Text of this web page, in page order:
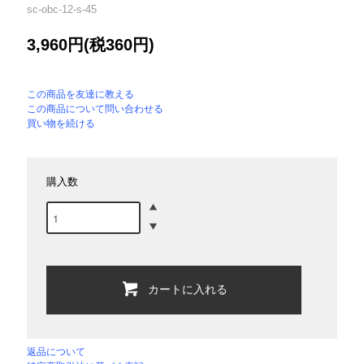
sc-obc-12-s-45
3,960円(税360円)
この商品を友達に教える
この商品について問い合わせる
買い物を続ける
購入数
カートに入れる
返品について